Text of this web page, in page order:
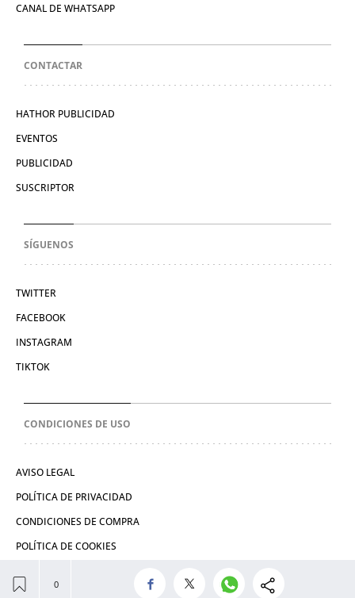
CANAL DE WHATSAPP
CONTACTAR
HATHOR PUBLICIDAD
EVENTOS
PUBLICIDAD
SUSCRIPTOR
SÍGUENOS
TWITTER
FACEBOOK
INSTAGRAM
TIKTOK
CONDICIONES DE USO
AVISO LEGAL
POLÍTICA DE PRIVACIDAD
CONDICIONES DE COMPRA
POLÍTICA DE COOKIES